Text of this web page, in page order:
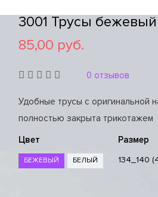
3001 Трусы бежевый
85,00 руб.
0 отзывов
Удобные трусы с оригинальной
полностью закрыта трикотажем
Цвет
БЕЖЕВЫЙ БЕЛЫЙ
Размер
134_140